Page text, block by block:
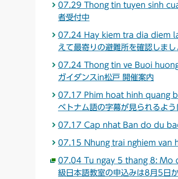
07.29 Thong tin tuyen sinh
者受付中
07.24 Hay kiem tra dia diem
えて最寄りの避難所を確認しまし
07.24 Thong tin ve Buoi
ガイダンスin松戸 開催案内
07.17 Phim hoat hinh quang
ベトナム語の字幕が見られるよう
07.17 Cap nhat Ban do du
07.15 Nhung trai nghiem van
07.04 Tu ngay 5 thang 8: Mo
級日本語教室の申込みは8月5日